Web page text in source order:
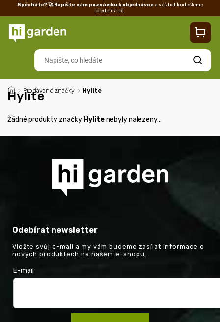
Spěcháte? 🚀 Napište nám poznámku k objednávce a váš balík odešleme
přednostně.
Vrácení/reklamace
Hledat
/ Prodávané značky / Hylite
Hylite
Žádné produkty značky Hylitenebyly nalezeny...
Odebírat newsletter
Vložte svůj e-mail a my vám budeme zasílat informace o
nových produktech na našem e-shopu.
E-mail